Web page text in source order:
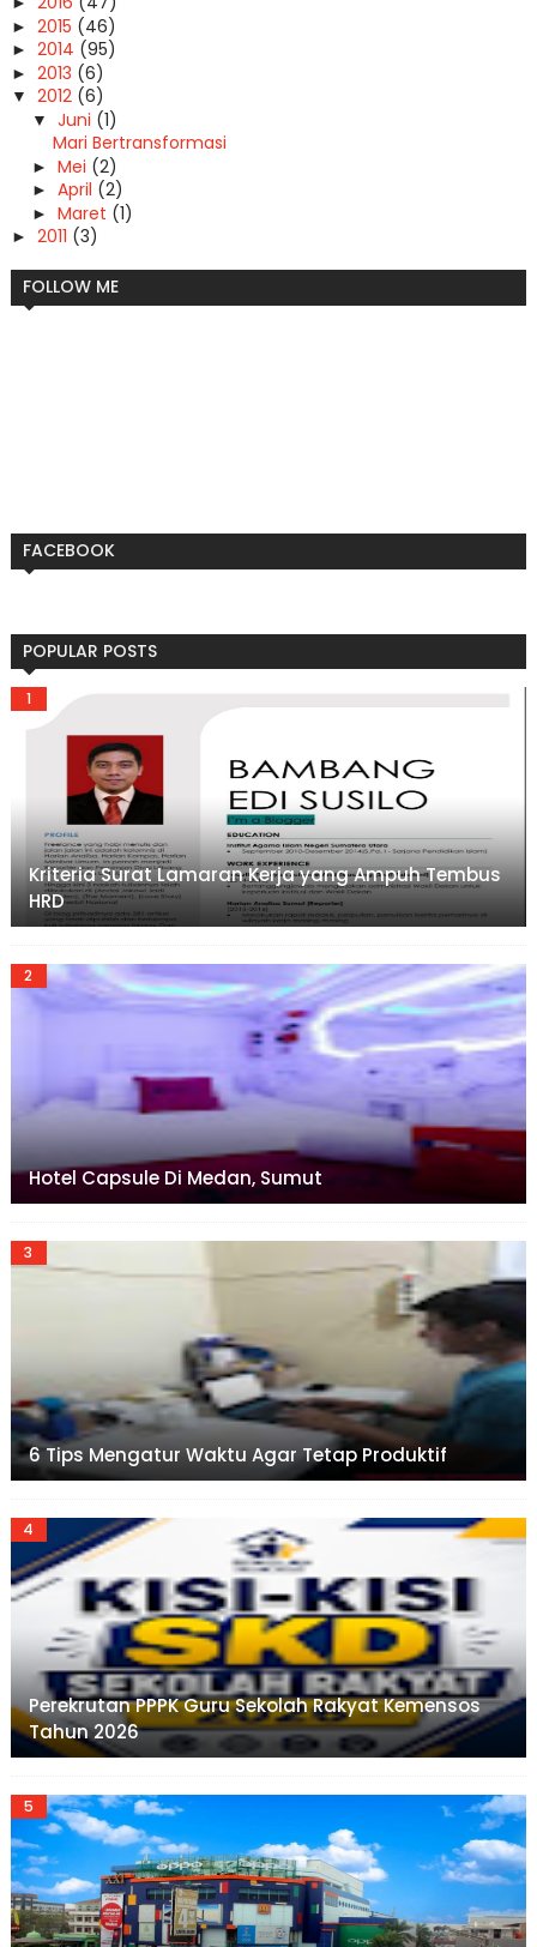
► 2015 (46)
► 2014 (95)
► 2013 (6)
▼ 2012 (6)
▼ Juni (1)
Mari Bertransformasi
► Mei (2)
► April (2)
► Maret (1)
► 2011 (3)
FOLLOW ME
FACEBOOK
POPULAR POSTS
Kriteria Surat Lamaran Kerja yang Ampuh Tembus
HRD
Hotel Capsule Di Medan, Sumut
6 Tips Mengatur Waktu Agar Tetap Produktif
Perekrutan PPPK Guru Sekolah Rakyat Kemensos
Tahun 2026